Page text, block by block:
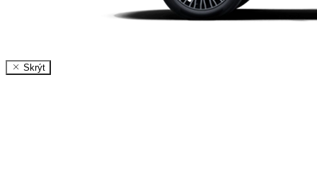
Skrýt